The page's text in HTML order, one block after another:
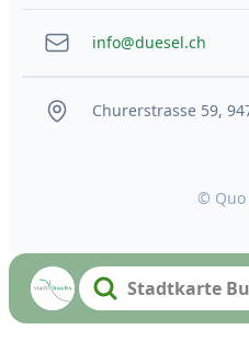
Search textStadtkarte
info@duesel.ch
Churerstrasse 59,
© Quo